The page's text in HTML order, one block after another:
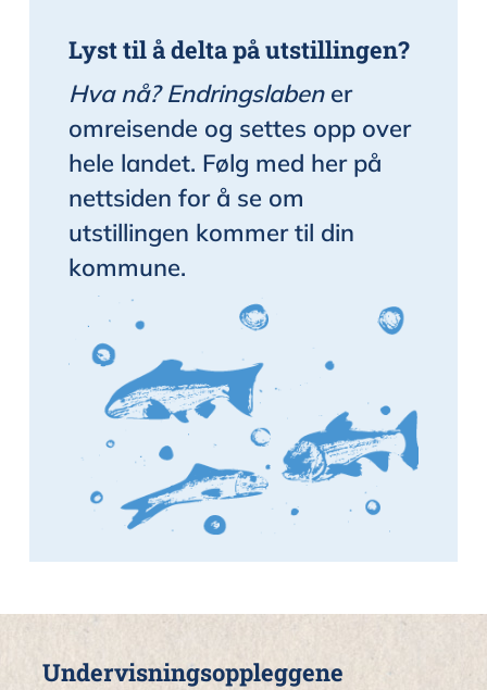
Lyst til å delta på utstillingen?
Hva nå? Endringslabener
omreisende og settes opp over
hele landet. Følg med her på
nettsiden for å se om
utstillingen kommer til din
kommune.
Undervisningsoppleggene